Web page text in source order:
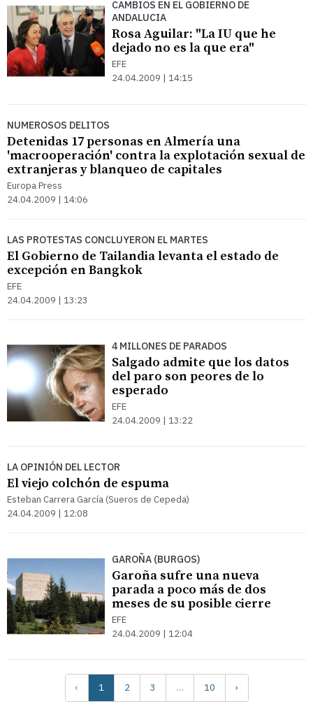
CAMBIOS EN EL GOBIERNO DE
ANDALUCIA
Rosa Aguilar: "La IU que he
dejado no es la que era"
EFE
24.04.2009 | 14:15
NUMEROSOS DELITOS
Detenidas 17 personas en Almería una
'macrooperación' contra la explotación sexual de
extranjeras y blanqueo de capitales
Europa Press
24.04.2009 | 14:06
LAS PROTESTAS CONCLUYERON EL MARTES
El Gobierno de Tailandia levanta el estado de
excepción en Bangkok
EFE
24.04.2009 | 13:23
4 MILLONES DE PARADOS
Salgado admite que los datos
del paro son peores de lo
esperado
EFE
24.04.2009 | 13:22
LA OPINIÓN DEL LECTOR
El viejo colchón de espuma
Esteban Carrera García (Sueros de Cepeda)
24.04.2009 | 12:08
GAROÑA (BURGOS)
Garoña sufre una nueva
parada a poco más de dos
meses de su posible cierre
EFE
24.04.2009 | 12:04
‹ 1 2 3 … 10 ›